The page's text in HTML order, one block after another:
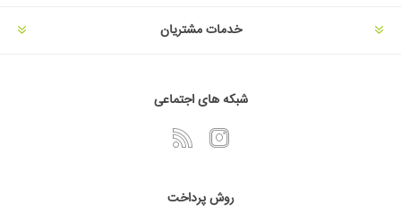
خدمات مشتریان
شبکه های اجتماعی
روش پرداخت